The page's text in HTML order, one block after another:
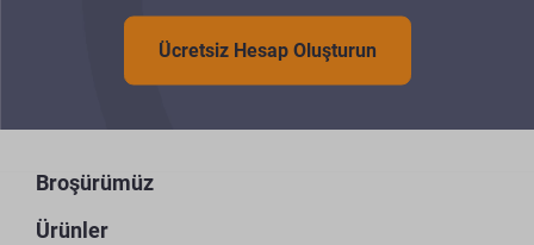
Ücretsiz Hesap Oluşturun
Broşürümüz
Ürünler